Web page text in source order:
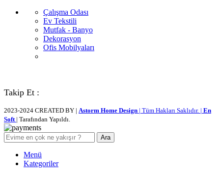
Çalışma Odası
Ev Tekstili
Mutfak - Banyo
Dekorasyon
Ofis Mobilyaları
Takip Et :
2023-2024 CREATED BY | Astorm Home Design | Tüm Hakları Saklıdır. | En
Soft | Tarafından Yapıldı.
Ara
Menü
Kategoriler